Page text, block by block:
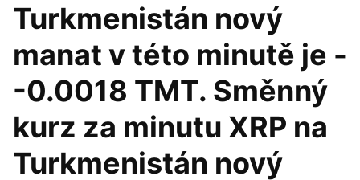
Turkmenistán nový
manat v této minutě je -
-0.0018 TMT. Směnný
kurz za minutu XRP na
Turkmenistán nový